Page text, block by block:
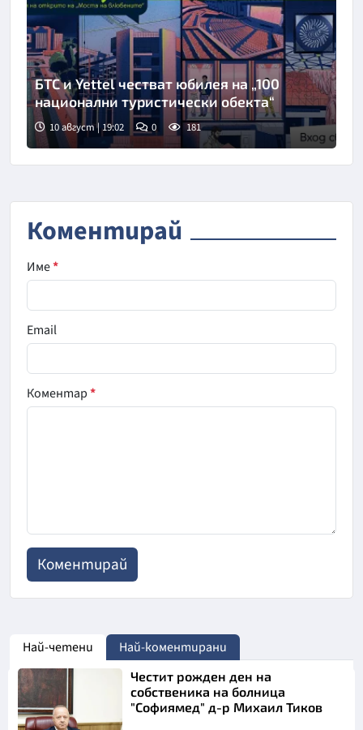
БТС и Yettel честват юбилея на „100
национални туристически обекта“
10 август | 19:02 0 181
Коментирай
Име*
Email
Коментар*
Най-четени Най-коментирани
Честит рожден ден на
собственика на болница
"Софиямед" д-р Михаил Тиков